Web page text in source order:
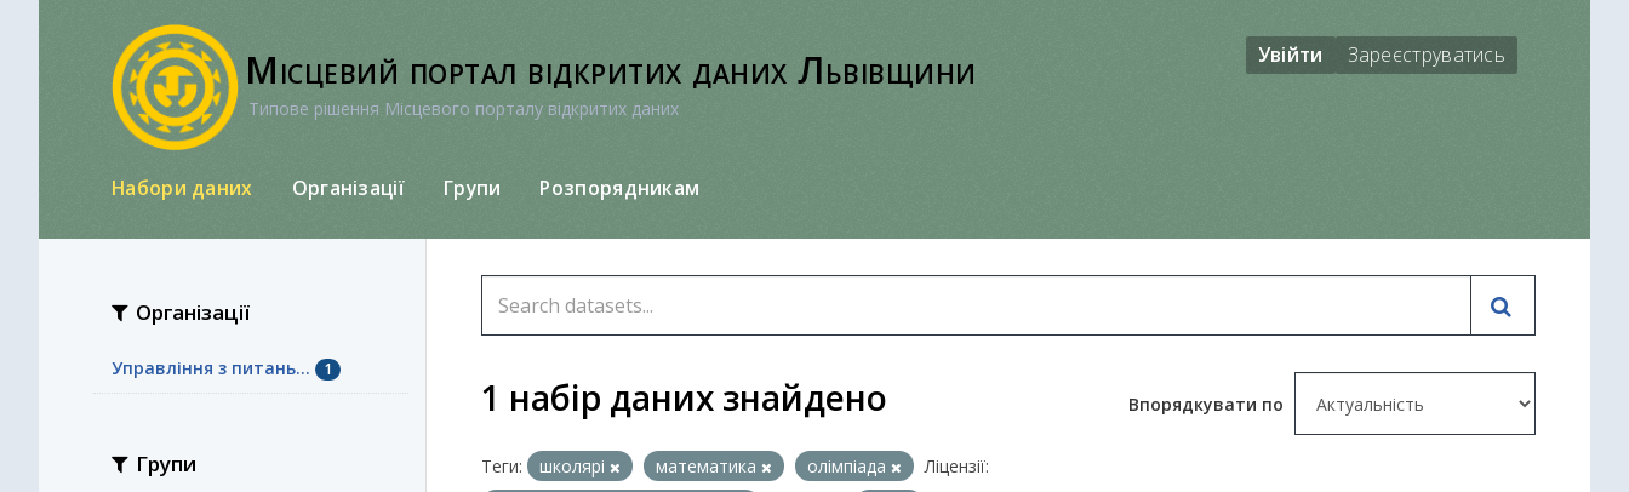
Місцевий портал відкритих даних Львівщини
Типове рішення Місцевого порталу відкритих даних
Увійти Зареєструватись
Набори даних Організації Групи Розпорядникам
Організації
Управління з питань... 1
Групи
Впорядкувати по
1 набір даних знайдено
Теги: школярі математика олімпіада
Ліцензії: